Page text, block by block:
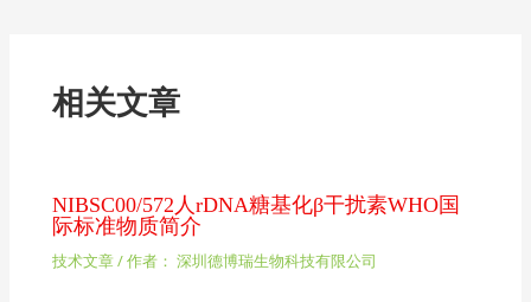
相关文章
NIBSC00/572人rDNA糖基化β干扰素WHO国
际标准物质简介
技术文章/ 作者： 深圳德博瑞生物科技有限公司